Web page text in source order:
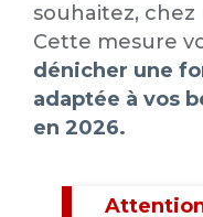
souhaitez,
Cette mesure
dénicher une
adaptée à vos
en 2026.